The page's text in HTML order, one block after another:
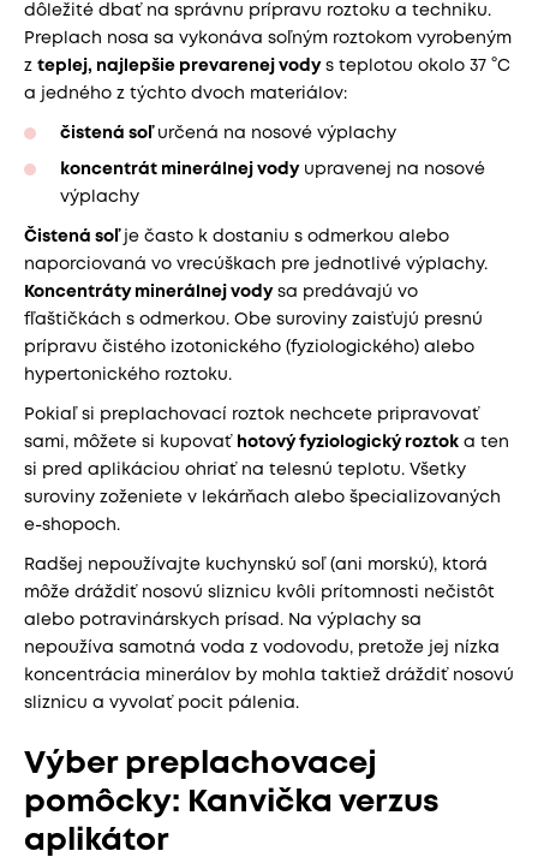
dôležité dbať na správnu prípravu roztoku a techniku.
Preplach nosa sa vykonáva soľným roztokom vyrobeným
z teplej, najlepšie prevarenej vodys teplotou okolo 37 °C
a jedného z týchto dvoch materiálov:
čistená soľurčená na nosové výplachy
koncentrát minerálnej vodyupravenej na nosové
výplachy
Čistená soľje často k dostaniu s odmerkou alebo
naporciovaná vo vrecúškach pre jednotlivé výplachy.
Koncentráty minerálnej vodysa predávajú vo
fľaštičkách s odmerkou. Obe suroviny zaisťujú presnú
prípravu čistého izotonického (fyziologického) alebo
hypertonického roztoku.
Pokiaľ si preplachovací roztok nechcete pripravovať
sami, môžete si kupovať hotový fyziologický roztok a ten
si pred aplikáciou ohriať na telesnú teplotu. Všetky
suroviny zoženiete v lekárňach alebo špecializovaných
e-shopoch.
Radšej nepoužívajte kuchynskú soľ (ani morskú), ktorá
môže dráždiť nosovú sliznicu kvôli prítomnosti nečistôt
alebo potravinárskych prísad. Na výplachy sa
nepoužíva samotná voda z vodovodu, pretože jej nízka
koncentrácia minerálov by mohla taktiež dráždiť nosovú
sliznicu a vyvolať pocit pálenia.
Výber preplachovacej
pomôcky: Kanvička verzus
aplikátor